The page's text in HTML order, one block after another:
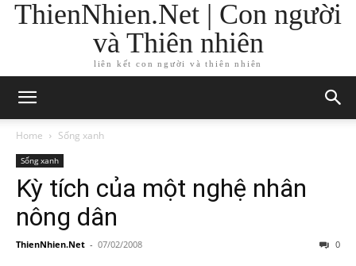
ThienNhien.Net | Con người
và Thiên nhiên
liên kết con người và thiên nhiên
Home Sống xanh
Sống xanh
Kỳ tích của một nghệ nhân
nông dân
ThienNhien.Net - 07/02/2008 0